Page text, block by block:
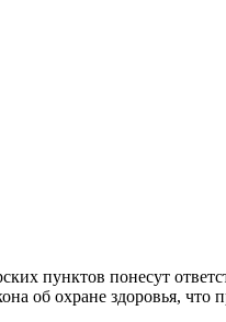
пунктов понесут
об охране здоровья, что